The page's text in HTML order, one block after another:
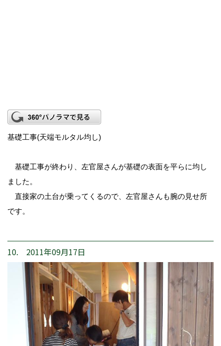
基礎工事(天端モルタル均し)
基礎工事が終わり、左官屋さんが基礎の表面を平らに均し
ました。
直接家の土台が乗ってくるので、左官屋さんも腕の見せ所
です。
10. 2011年09月17日